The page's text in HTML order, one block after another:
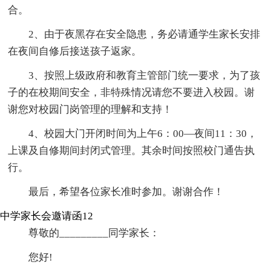
合。
2、由于夜黑存在安全隐患，务必请通学生家长安排
在夜间自修后接送孩子返家。
3、按照上级政府和教育主管部门统一要求，为了孩
子的在校期间安全，非特殊情况请您不要进入校园。谢
谢您对校园门岗管理的理解和支持！
4、校园大门开闭时间为上午6：00—夜间11：30，
上课及自修期间封闭式管理。其余时间按照校门通告执
行。
最后，希望各位家长准时参加。谢谢合作！
中学家长会邀请函12
尊敬的_________同学家长：
您好!